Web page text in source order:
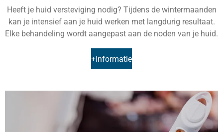
Heeft je huid versteviging nodig? Tijdens de wintermaanden
kan je intensief aan je huid werken met langdurig resultaat.
Elke behandeling wordt aangepast aan de noden van je huid.
+Informatie